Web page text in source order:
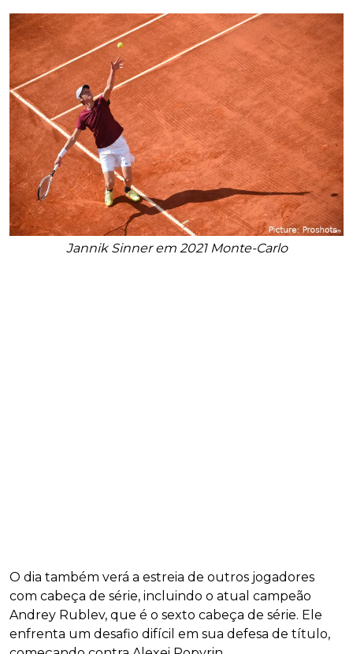
Jannik Sinner em 2021 Monte-Carlo
O dia também verá a estreia de outros jogadores
com cabeça de série, incluindo o atual campeão
Andrey Rublev, que é o sexto cabeça de série. Ele
enfrenta um desafio difícil em sua defesa de título,